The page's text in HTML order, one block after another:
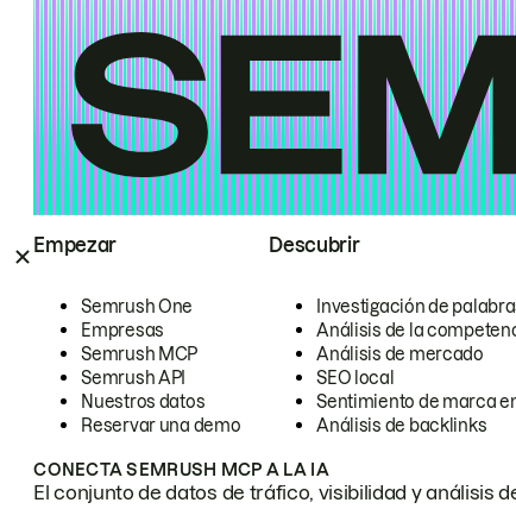
Empezar
Semrush One
Empresas
Semrush MCP
Semrush API
Nuestros datos
Reservar una demo
Descubrir
Investigación de
Análisis de la
Análisis de mercado
SEO local
Sentimiento de marca
Análisis de backlinks
CONECTA SEMRUSH MCP A LA IA
El conjunto de datos de tráfico, visibilidad y análisis